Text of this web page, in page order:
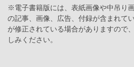
※電子書籍版には、表紙画像や中吊り
の記事、画像、広告、付録が含まれて
が修正されている場合がありますので
しみください。